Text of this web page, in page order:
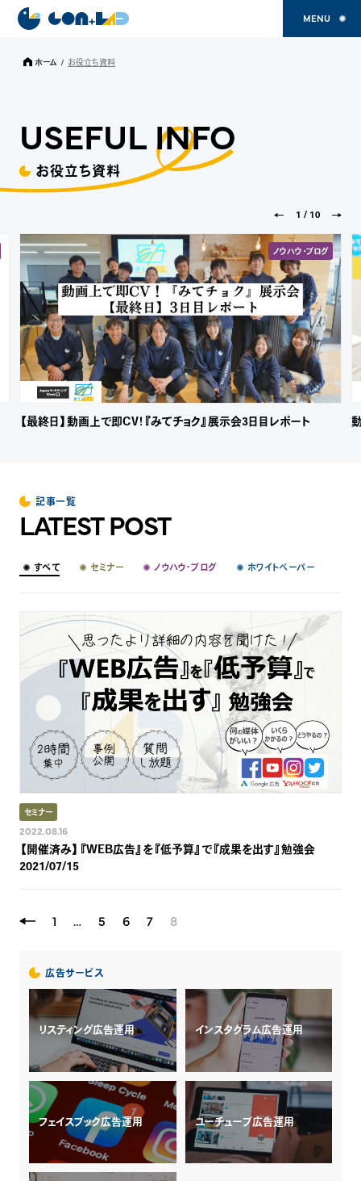
ホーム / お役立ち資料
USEFUL INFO
お役立ち資料
ノウハウ・ブログ
【最終日】動画上で即CV！『みてチョク』展示会3日目レポート
1 / 10
記事一覧
LATEST POST
すべて セミナー ノウハウ・ブログ ホワイトペーパー
セミナー
2022.08.16
【開催済み】『WEB広告』を『低予算』で『成果を出す』勉強会
2021/07/15
1 … 5 6 7 8
広告サービス
リスティング広告運用 インスタグラム広告運用
フェイスブック広告運用 ユーチューブ広告運用